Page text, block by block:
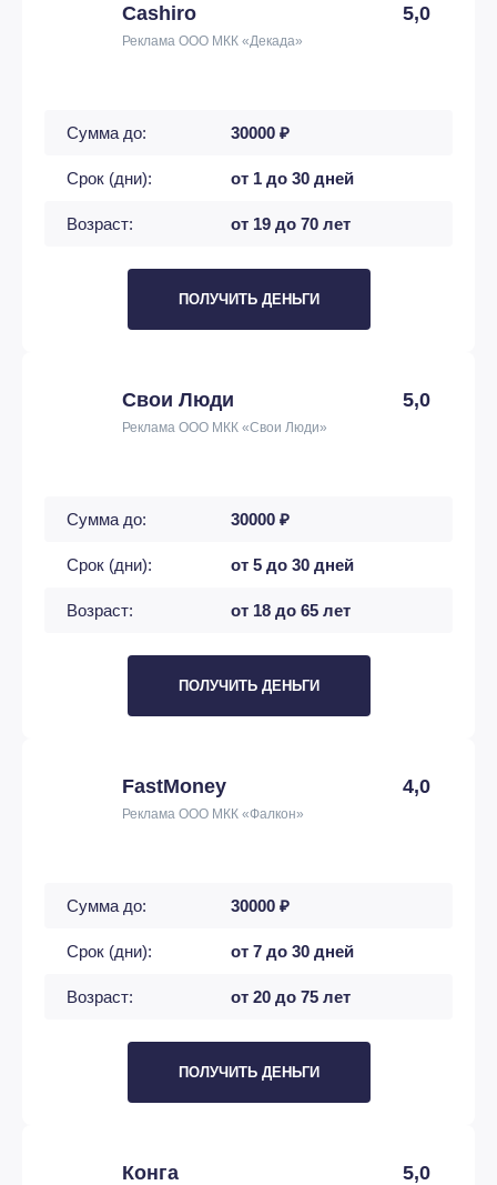
Cashiro 5,0
Реклама ООО МКК «Декада»
Сумма до: 30000 ₽
Срок (дни): от 1 до 30 дней
Возраст: от 19 до 70 лет
ПОЛУЧИТЬ ДЕНЬГИ
Свои Люди 5,0
Реклама ООО МКК «Свои Люди»
Сумма до: 30000 ₽
Срок (дни): от 5 до 30 дней
Возраст: от 18 до 65 лет
ПОЛУЧИТЬ ДЕНЬГИ
FastMoney 4,0
Реклама ООО МКК «Фалкон»
Сумма до: 30000 ₽
Срок (дни): от 7 до 30 дней
Возраст: от 20 до 75 лет
ПОЛУЧИТЬ ДЕНЬГИ
Конга 5,0